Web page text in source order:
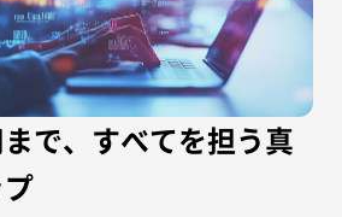
で、すべてを担う真